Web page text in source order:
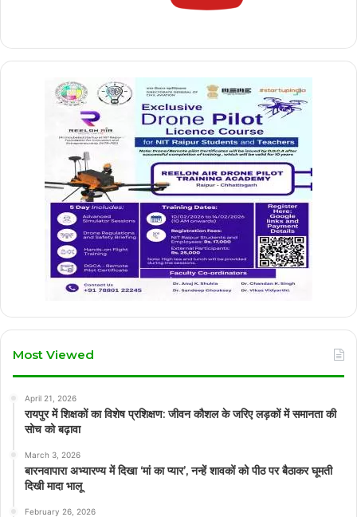
Most Viewed
April 21, 2026
रायपुर में शिक्षकों का विशेष प्रशिक्षण: जीवन कौशल के जरिए लड़कों में समानता की
सोच को बढ़ावा
March 3, 2026
बारनवापारा अभ्यारण्य में दिखा ‘मां का प्यार’, नन्हें शावकों को पीठ पर बैठाकर घूमती
दिखी मादा भालू
February 26, 2026